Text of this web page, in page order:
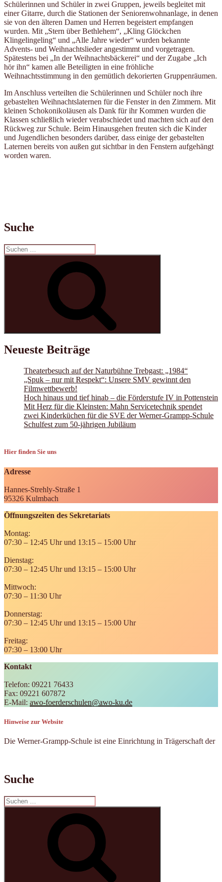
Schülerinnen und Schüler in zwei Gruppen, jeweils begleitet mit
einer Gitarre, durch die Stationen der Seniorenwohnanlage, in denen
sie von den älteren Damen und Herren begeistert empfangen
wurden. Mit „Stern über Bethlehem“, „Kling Glöckchen
Klingelingeling“ und „Alle Jahre wieder“ wurden bekannte
Advents- und Weihnachtslieder angestimmt und vorgetragen.
Spätestens bei „In der Weihnachtsbäckerei“ und der Zugabe „Ich
hör ihn“ kamen alle Beteiligten in eine fröhliche
Weihnachtsstimmung in den gemütlich dekorierten Gruppenräumen.
Im Anschluss verteilten die Schülerinnen und Schüler noch ihre
gebastelten Weihnachtslaternen für die Fenster in den Zimmern. Mit
kleinen Schokonikoläusen als Dank für ihr Kommen wurden die
Klassen schließlich wieder verabschiedet und machten sich auf den
Rückweg zur Schule. Beim Hinausgehen freuten sich die Kinder
und Jugendlichen besonders darüber, dass einige der gebastelten
Laternen bereits von außen gut sichtbar in den Fenstern aufgehängt
worden waren.
Suche
Suchen
nach:
Neueste Beiträge
Theaterbesuch auf der Naturbühne Trebgast: „1984“
„Spuk – nur mit Respekt“: Unsere SMV gewinnt den
Filmwettbewerb!
Hoch hinaus und tief hinab – die Förderstufe IV in Pottenstein
Mit Herz für die Kleinsten: Mahn Servicetechnik spendet
zwei Kinderküchen für die SVE der Werner-Grampp-Schule
Schulfest zum 50-jährigen Jubiläum
Hier finden Sie uns
Adresse
Hannes-Strehly-Straße 1
95326 Kulmbach
Öffnungszeiten des Sekretariats
Montag:
07:30 – 12:45 Uhr und 13:15 – 15:00 Uhr
Dienstag:
07:30 – 12:45 Uhr und 13:15 – 15:00 Uhr
Mittwoch:
07:30 – 11:30 Uhr
Donnerstag:
07:30 – 12:45 Uhr und 13:15 – 15:00 Uhr
Freitag:
07:30 – 13:00 Uhr
Kontakt
Telefon: 09221 76433
Fax: 09221 607872
E-Mail: awo-foerderschulen@awo-ku.de
Hinweise zur Website
Die Werner-Grampp-Schule ist eine Einrichtung in Trägerschaft der
Suche
Suchen
nach: